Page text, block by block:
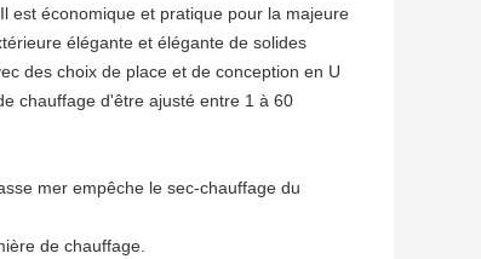
est économique et pratique pour la majeure
élégante et élégante de solides
des choix de place et de conception en U
chauffage d'être ajusté entre 1 à 60
mer empêche le sec-chauffage du
de chauffage.